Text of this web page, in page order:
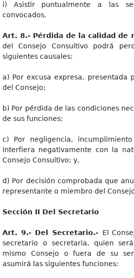
i) Asistir puntualmente a las
convocados.
Art. 8.- Pérdida de la calidad de
del Consejo Consultivo podrá
siguientes causales:
a) Por excusa expresa, presentada
del Consejo;
b) Por pérdida de las condiciones
de sus funciones;
c) Por negligencia,
interfiera negativamente con la
Consejo Consultivo; y,
d) Por decisión comprobada que
representante o miembro del
Sección II Del Secretario
Art. 9.- Del Secretario.- El
secretario o secretaria, quien
mismo Consejo o fuera de su
asumirá las siguientes funciones: